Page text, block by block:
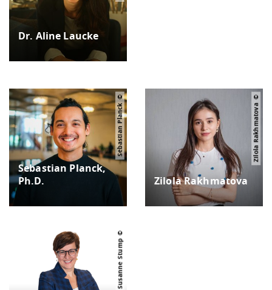
Dr. Aline Laucke
Sebastian Planck,
Ph.D.
Sebastian Planck
Zilola Rakhmatova
Zilola Rakhmatova
Susanne Stump